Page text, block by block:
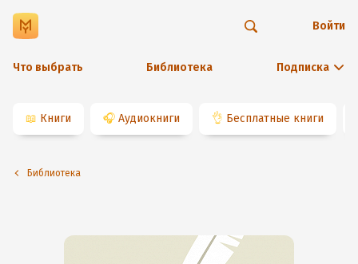
Что выбрать Библиотека Подписка
Войти
📖 Книги 🎧 Аудиокниги 👌 Бесплатные книги
Библиотека